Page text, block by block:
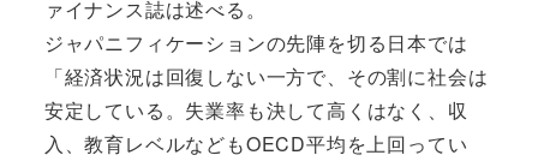
ァイナンス誌は述べる。
ジャパニフィケーションの先陣を切る日本では
「経済状況は回復しない一方で、その割に社会は
安定している。失業率も決して高くはなく、収
入、教育レベルなどもOECD平均を上回ってい